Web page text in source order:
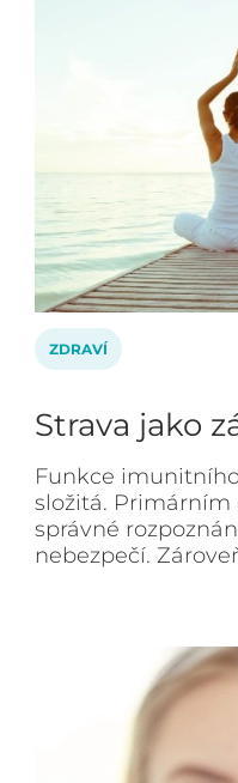
ZDRAVÍ
Strava jako
Funkce
složitá. Primárním
správné
nebezpečí.